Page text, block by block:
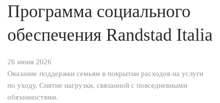
Программа социального
обеспечения Randstad Italia
26 июня 2026
Оказание поддержки семьям в покрытии расходов на услуги
по уходу. Снятие нагрузки, связанной с повседневными
обязанностями.